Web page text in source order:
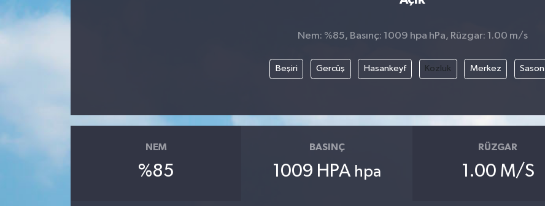
Nem: %85, Basınç: 1009 hpa hPa, Rüzgar: 1.00 m/s
Beşiri Gercüş Hasankeyf Kozluk Merkez Sason
NEM
%85
BASINÇ
1009 HPA hpa
RÜZGAR
1.00 M/S